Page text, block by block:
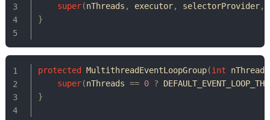
super(nThreads , executor, selectorProvider,
}
protected MultithreadEventLoopGroup(int nThreads
super(nThreads == 0 ?
}